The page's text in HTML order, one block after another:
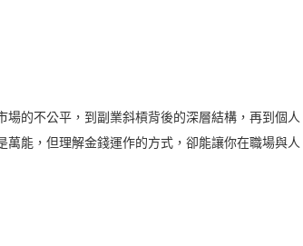
的不公平，到副業斜槓背後的深層結構，再到個人
能，但理解金錢運作的方式，卻能讓你在職場與人